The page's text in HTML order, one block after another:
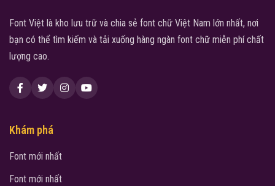
Font Việt là kho lưu trữ và chia sẻ font chữ Việt Nam lớn nhất, nơi
bạn có thể tìm kiếm và tải xuống hàng ngàn font chữ miễn phí chất
lượng cao.
Khám phá
Font mới nhất
Font mới nhất